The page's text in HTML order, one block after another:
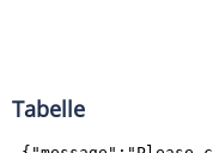
Tabelle